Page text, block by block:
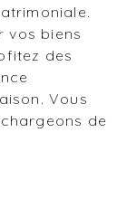
vos biens
des
Vous
de